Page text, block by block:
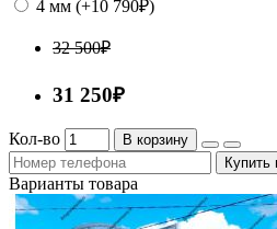
4 мм (+10 790₽)
32 500₽
31 250₽
Кол-во
В корзину
Купить
Варианты товара